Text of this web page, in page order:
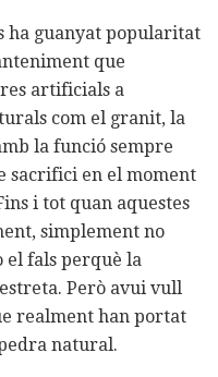
ha guanyat popularitat
que
artificials a
com el granit, la
la funció sempre
sacrifici en el moment
i tot quan aquestes
simplement no
el fals perquè la
Però avui vull
realment han portat
natural.